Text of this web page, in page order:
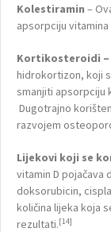
Kolestiramin–
apsorpciju
Kortikosteroidi
hidrokortizon, koji
smanjiti apsorpciju
Dugotrajno
razvojem
Lijekovi koji se
vitamin D pojačava
doksorubicin,
količina lijeka koja
rezultati.[14]